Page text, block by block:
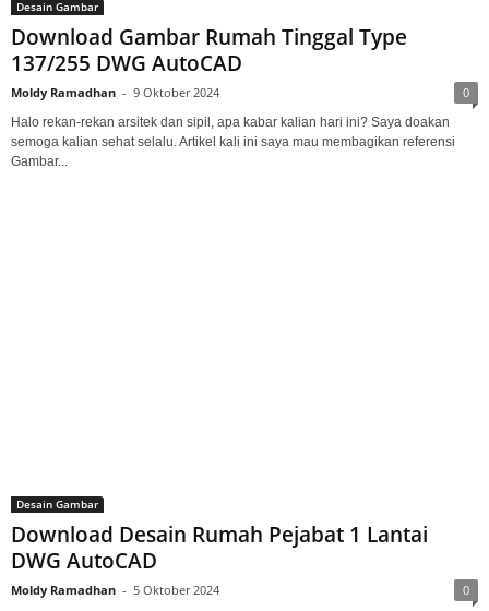
Desain Gambar
Download Gambar Rumah Tinggal Type
137/255 DWG AutoCAD
Moldy Ramadhan - 9 Oktober 2024 0
Halo rekan-rekan arsitek dan sipil, apa kabar kalian hari ini? Saya doakan
semoga kalian sehat selalu. Artikel kali ini saya mau membagikan referensi
Gambar...
Desain Gambar
Download Desain Rumah Pejabat 1 Lantai
DWG AutoCAD
Moldy Ramadhan - 5 Oktober 2024 0